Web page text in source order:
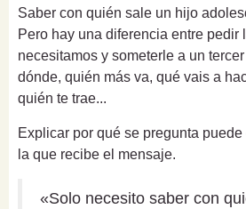
Saber con quién sale un hijo
Pero hay una diferencia entre pedir
necesitamos y someterle a un
dónde, quién más va, qué vais a
quién te trae...
Explicar por qué se pregunta
la que recibe el mensaje.
«Solo necesito saber con